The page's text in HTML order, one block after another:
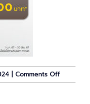
Comments Offon
NOW-